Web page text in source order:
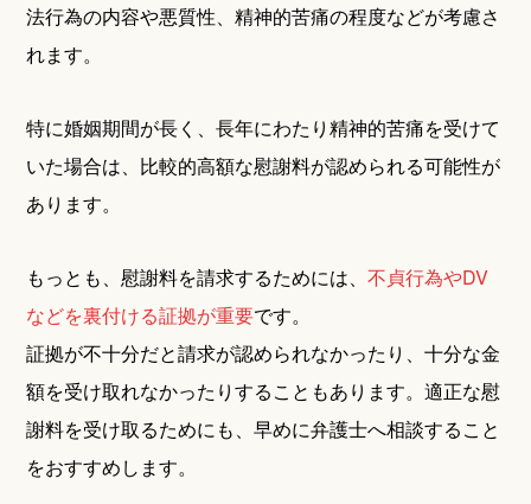
法行為の内容や悪質性、精神的苦痛の程度などが考慮さ
れます。
特に婚姻期間が長く、長年にわたり精神的苦痛を受けて
いた場合は、比較的高額な慰謝料が認められる可能性が
あります。
もっとも、慰謝料を請求するためには、不貞行為やDV
などを裏付ける証拠が重要です。
証拠が不十分だと請求が認められなかったり、十分な金
額を受け取れなかったりすることもあります。適正な慰
謝料を受け取るためにも、早めに弁護士へ相談すること
をおすすめします。